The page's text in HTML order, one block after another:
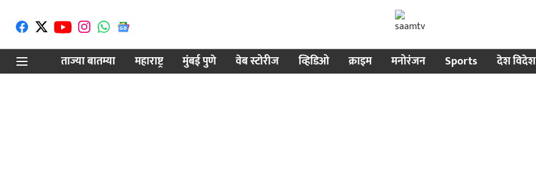
ताज्या बातम्या
महाराष्ट्र मुंबई पुणे वेब स्टोरीज व्हिडिओ क्राइम मनोरंजन Sports देश विदेश